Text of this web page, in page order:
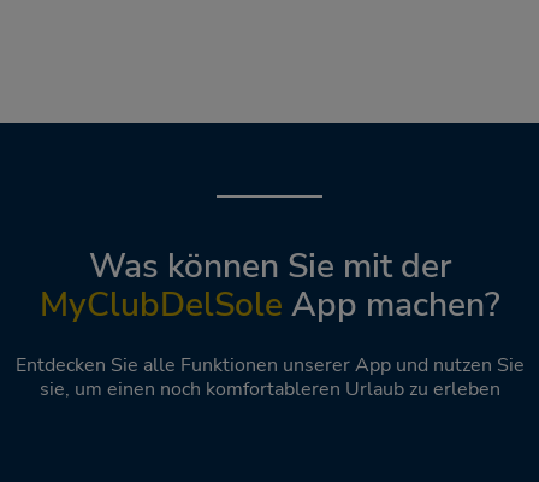
Was können Sie mit der
MyClubDelSole App machen?
Entdecken Sie alle Funktionen unserer App und nutzen Sie
sie, um einen noch komfortableren Urlaub zu erleben